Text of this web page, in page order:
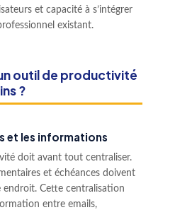
et capacité à s’intégrer
existant.
outil de productivité
?
et les informations
doit avant tout centraliser.
et échéances doivent
endroit. Cette centralisation
entre emails,